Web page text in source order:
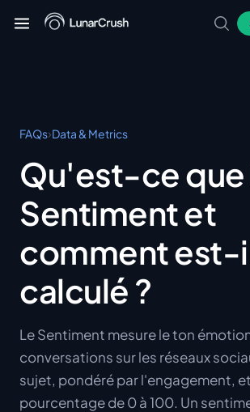
FAQs›Data & Metrics
Qu'est-ce que
Sentiment et
comment est-
calculé ?
Le Sentiment mesure le ton
conversations sur les réseaux
sujet, pondéré par l'engagement,
pourcentage de 0 à 100. Un